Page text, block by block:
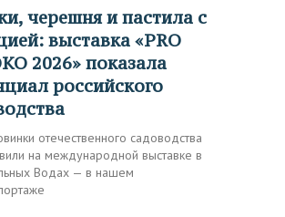
выставка «PRО
2026» показала
российского
отечественного садоводства
на международной выставке в
Водах — в нашем